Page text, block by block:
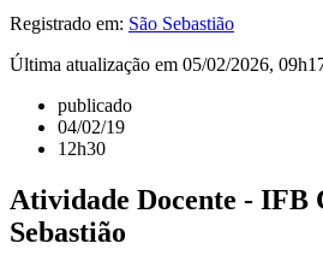
Registrado em: São Sebastião
Última atualização em 05/02/2026,
publicado
04/02/19
12h30
Atividade Docente - IFB
Sebastião